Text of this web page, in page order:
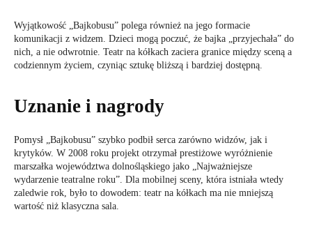
Wyjątkowość „Bajkobusu” polega również na jego formacie
komunikacji z widzem. Dzieci mogą poczuć, że bajka „przyjechała” do
nich, a nie odwrotnie. Teatr na kółkach zaciera granice między sceną a
codziennym życiem, czyniąc sztukę bliższą i bardziej dostępną.
Uznanie i nagrody
Pomysł „Bajkobusu” szybko podbił serca zarówno widzów, jak i
krytyków. W 2008 roku projekt otrzymał prestiżowe wyróżnienie
marszałka województwa dolnośląskiego jako „Najważniejsze
wydarzenie teatralne roku”. Dla mobilnej sceny, która istniała wtedy
zaledwie rok, było to dowodem: teatr na kółkach ma nie mniejszą
wartość niż klasyczna sala.